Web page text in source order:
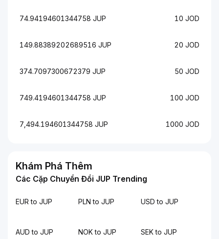
74.94194601344758 JUP 10 JOD
149.88389202689516 JUP 20 JOD
374.7097300672379 JUP 50 JOD
749.4194601344758 JUP 100 JOD
7,494.194601344758 JUP 1000 JOD
Khám Phá Thêm
Các Cặp Chuyển Đổi JUP Trending
EUR to JUP PLN to JUP USD to JUP
AUD to JUP NOK to JUP SEK to JUP